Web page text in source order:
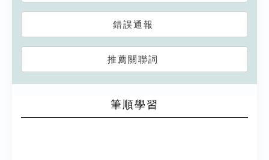
錯誤通報
推薦關聯詞
筆順學習